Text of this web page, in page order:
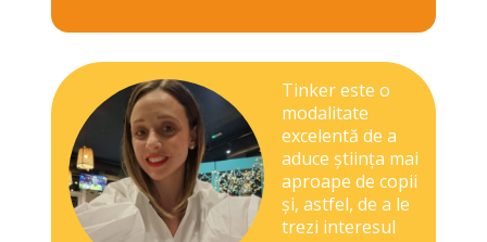
Tinker este o
modalitate
excelentă de a
aduce știința mai
aproape de copii
și, astfel, de a le
trezi interesul